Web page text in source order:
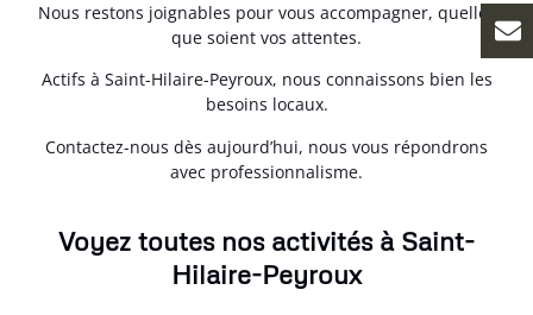
Nous restons joignables pour vous accompagner, quelles
que soient vos attentes.
Actifs à Saint-Hilaire-Peyroux, nous connaissons bien les
besoins locaux.
Contactez-nous dès aujourd’hui, nous vous répondrons
avec professionnalisme.
Voyez toutes nos activités à Saint-
Hilaire-Peyroux